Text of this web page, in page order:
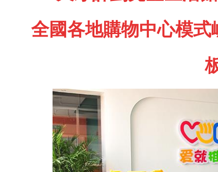
全國各地購物中心模式